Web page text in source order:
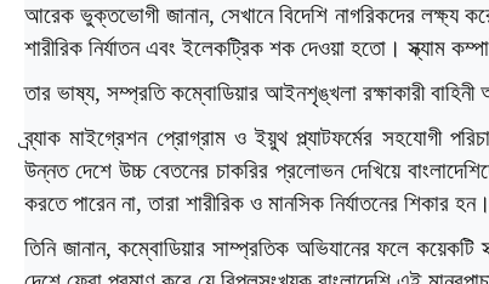
আরেক ভুক্তভোগী জানান, সেখানে বিদেশি নাগরিকদের লক্ষ্য
শারীরিক নির্যাতন এবং ইলেকট্রিক শক দেওয়া হতো। স্ক্যাম
তার ভাষ্য, সম্প্রতি কম্বোডিয়ার আইনশৃঙ্খলা রক্ষাকারী
ব্র্যাক মাইগ্রেশন প্রোগ্রাম ও ইয়ুথ প্ল্যাটফর্মের সহযোগী
উন্নত দেশে উচ্চ বেতনের চাকরির প্রলোভন দেখিয়ে
করতে পারেন না, তারা শারীরিক ও মানসিক নির্যাতনের শিকার হন।
তিনি জানান, কম্বোডিয়ার সাম্প্রতিক অভিযানের ফলে